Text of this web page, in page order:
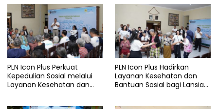
kV Paiton–
Watudodol/Kalipuro
PLN Icon Plus Perkuat
Kepedulian Sosial melalui
Layanan Kesehatan dan
PLN Icon Plus Hadirkan
Layanan Kesehatan dan
Bantuan Sosial bagi Lansia